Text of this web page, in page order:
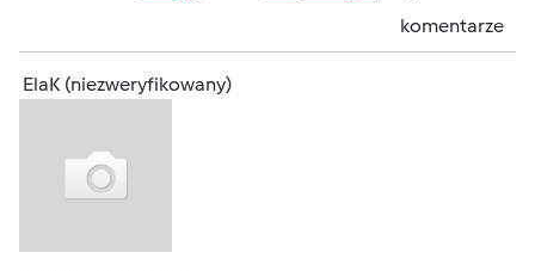
komentarze
ElaK (niezweryfikowany)